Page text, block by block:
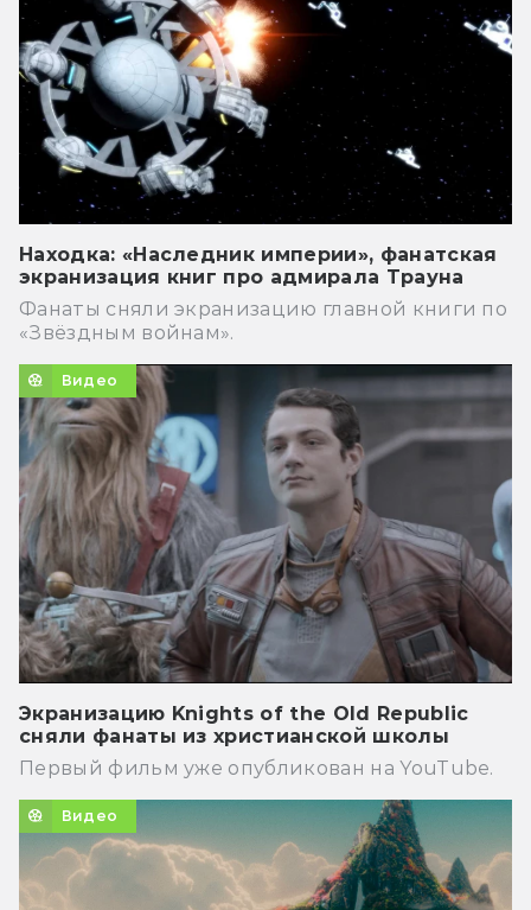
Находка: «Наследник империи», фанатская
экранизация книг про адмирала Трауна
Фанаты сняли экранизацию главной книги по
«Звёздным войнам».
Видео
Экранизацию Knights of the Old Republic
сняли фанаты из христианской школы
Первый фильм уже опубликован на YouTube.
Видео